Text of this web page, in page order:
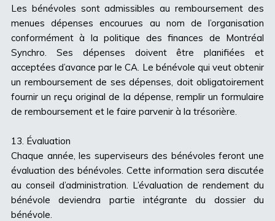
Les bénévoles sont admissibles au remboursement des
menues dépenses encourues au nom de l’organisation
conformément à la politique des finances de Montréal
Synchro. Ses dépenses doivent être planifiées et
acceptées d’avance par le CA. Le bénévole qui veut obtenir
un remboursement de ses dépenses, doit obligatoirement
fournir un reçu original de la dépense, remplir un formulaire
de remboursement et le faire parvenir à la trésorière.
13. Évaluation
Chaque année, les superviseurs des bénévoles feront une
évaluation des bénévoles. Cette information sera discutée
au conseil d’administration. L’évaluation de rendement du
bénévole deviendra partie intégrante du dossier du
bénévole.